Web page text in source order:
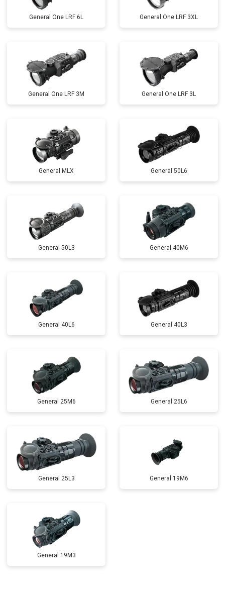
General One LRF 6L General One LRF 3XL
General One LRF 3M General One LRF 3L
General MLX General 50L6
General 50L3 General 40M6
General 40L6 General 40L3
General 25M6 General 25L6
General 25L3 General 19M6
General 19M3